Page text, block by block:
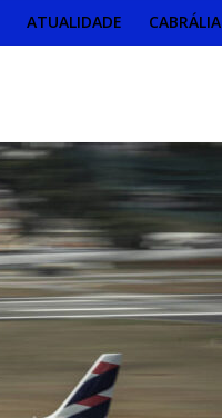
ATUALIDADE CABRÁLIA